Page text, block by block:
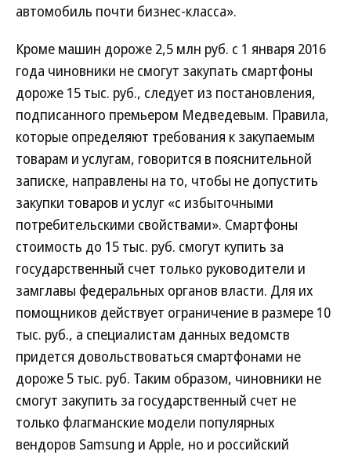
автомобиль почти бизнес-класса».
Кроме машин дороже 2,5 млн руб. с 1 января 2016
года чиновники не смогут закупать смартфоны
дороже 15 тыс. руб., следует из постановления,
подписанного премьером Медведевым. Правила,
которые определяют требования к закупаемым
товарам и услугам, говорится в пояснительной
записке, направлены на то, чтобы не допустить
закупки товаров и услуг «с избыточными
потребительскими свойствами». Смартфоны
стоимость до 15 тыс. руб. смогут купить за
государственный счет только руководители и
замглавы федеральных органов власти. Для их
помощников действует ограничение в размере 10
тыс. руб., а специалистам данных ведомств
придется довольствоваться смартфонами не
дороже 5 тыс. руб. Таким образом, чиновники не
смогут закупить за государственный счет не
только флагманские модели популярных
вендоров Samsung и Apple, но и российский